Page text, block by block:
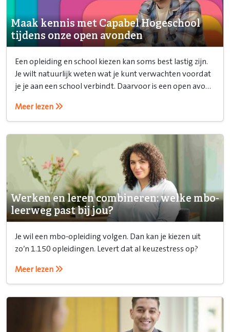
Maak kennis met Capabel Hogeschool
tijdens onze open avonden
Een opleiding en school kiezen kan soms best lastig zijn.
Je wilt natuurlijk weten wat je kunt verwachten voordat
je je aan een school verbindt. Daarvoor is een open avond
Meer lezen
Werken en leren combineren: welke mbo-
leerweg past bij jou?
Je wil een mbo-opleiding volgen. Dan kan je kiezen uit
zo’n 1.150 opleidingen. Levert dat al keuzestress op?
Meer lezen